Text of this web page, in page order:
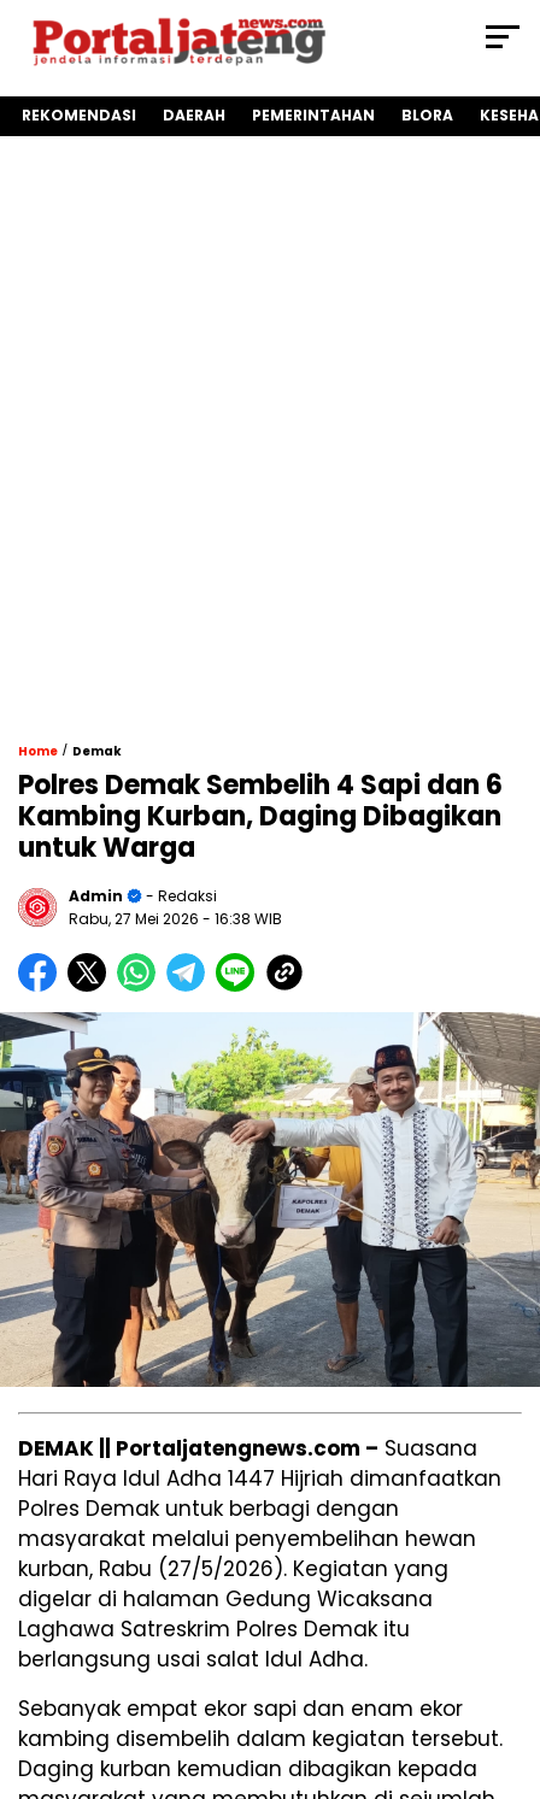
REKOMENDASI DAERAH PEMERINTAHAN BLORA
Home / Demak
Polres Demak Sembelih 4 Sapi dan 6
Kambing Kurban, Daging Dibagikan
untuk Warga
Admin
- Redaksi
Rabu, 27 Mei 2026 - 16:38 WIB
DEMAK || Portaljatengnews.com – Suasana
Hari Raya Idul Adha 1447 Hijriah dimanfaatkan
Polres Demak untuk berbagi dengan
masyarakat melalui penyembelihan hewan
kurban, Rabu (27/5/2026). Kegiatan yang
digelar di halaman Gedung Wicaksana
Laghawa Satreskrim Polres Demak itu
berlangsung usai salat Idul Adha.
Sebanyak empat ekor sapi dan enam ekor
kambing disembelih dalam kegiatan tersebut.
Daging kurban kemudian dibagikan kepada